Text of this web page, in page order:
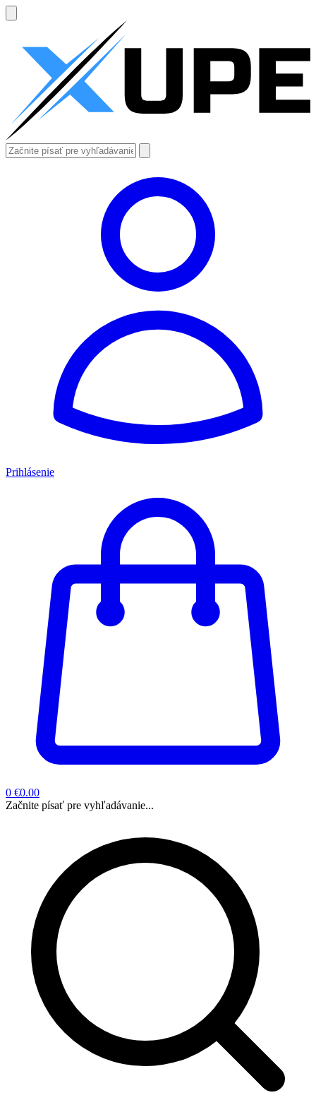
Prihlásenie
0 €0.00
Začnite písať pre vyhľadávanie...